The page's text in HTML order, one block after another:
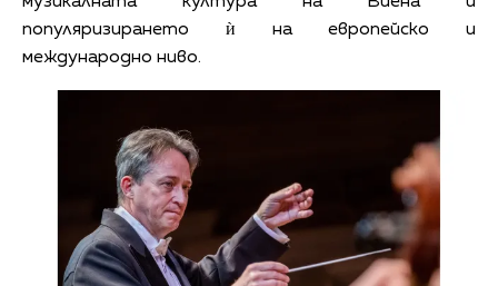
популяризирането ѝ на европейско и
международно ниво.